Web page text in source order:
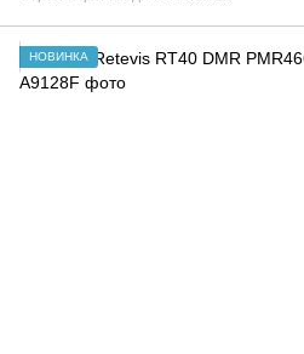
НОВИНКА